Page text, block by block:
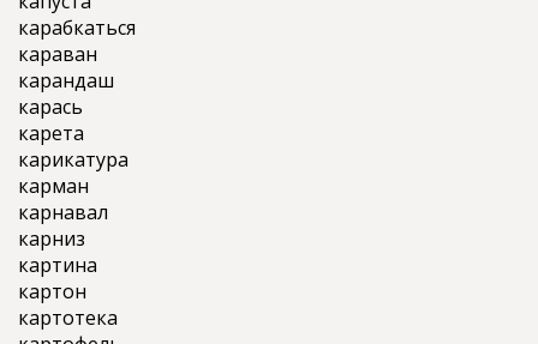
карабкаться
караван
карандаш
карась
карета
карикатура
карман
карнавал
карниз
картина
картон
картотека